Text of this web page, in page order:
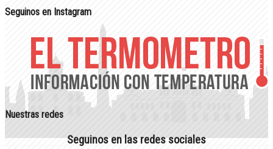
Seguinos en Instagram
Nuestras redes
Seguinos en las redes sociales